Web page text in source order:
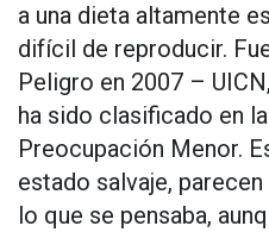
a una dieta altamente
difícil de reproducir.
Peligro en 2007 –
ha sido clasificado en
Preocupación Menor.
estado salvaje,
lo que se pensaba,